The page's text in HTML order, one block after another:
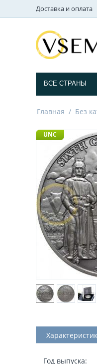
Доставка и оплата
ВСЕ СТРАНЫ
Главная / Без
UNC
Год выпуска: